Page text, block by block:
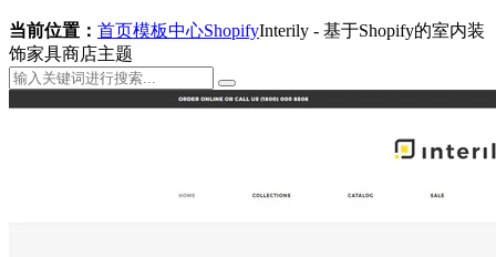
当前位置： 首页模板中心ShopifyInterily - 基于Shopify的室内装
饰家具商店主题